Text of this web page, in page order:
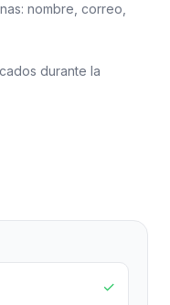
nombre, correo,
durante la
✓